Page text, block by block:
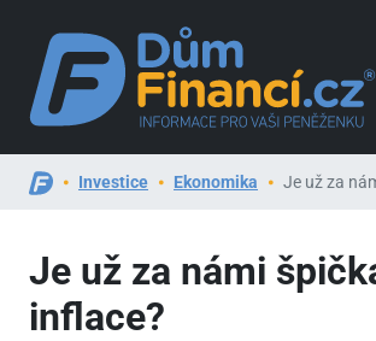
Investice Ekonomika Je už za
Je už za námi
inflace?